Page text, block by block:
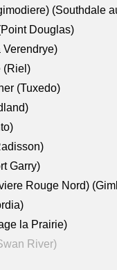
(Southdale
Douglas)
Verendrye)
(Riel)
(Tuxedo)
Garry)
Rouge Nord)
la Prairie)
River)